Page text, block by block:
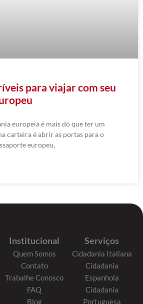
para viajar com seu
europeia é mais do que ter um
carteira é abrir as portas para o
europeu,
Institucional
Quem Somos
Contato
Trabalhe Conosco
FAQ
Blog
Serviços
Cidadania Italiana
Cidadania
Espanhola
Cidadania
Portuguesa